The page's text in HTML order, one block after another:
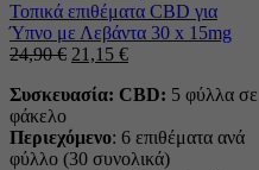
Τοπικά επιθέματα CBD για
Ύπνο με Λεβάντα 30 x 15mg
24,90€ Η
τιμή
24,90 €.
21,15 €Η
τιμή
21,15 €.
Συσκευασία: CBD: 5 φύλλα σε
φάκελο
Περιεχόμενο: 6 επιθέματα ανά
φύλλο (30 συνολικά)